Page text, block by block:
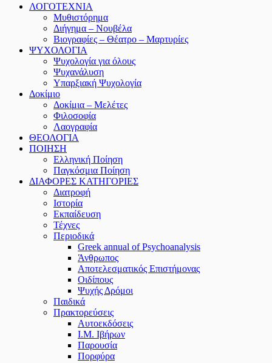
ΛΟΓΟΤΕΧΝΙΑ
Μυθιστόρημα
Διήγημα – Νουβέλα
Βιογραφίες – Θέατρο – Μαρτυρίες
ΨΥΧΟΛΟΓΙΑ
Ψυχολογία για όλους
Ψυχανάλυση
Υπαρξιακή Ψυχολογία
Δοκίμιο
Δοκίμια – Μελέτες
Φιλοσοφία
Λαογραφία
ΘΕΟΛΟΓΙΑ
ΠΟΙΗΣΗ
Ελληνική Ποίηση
Παγκόσμια Ποίηση
ΔΙΑΦΟΡΕΣ ΚΑΤΗΓΟΡΙΕΣ
Διατροφή
Ιστορία
Εκπαίδευση
Τέχνες
Περιοδικά
Greek annual of Psychoanalysis
Άνθρωπος
Αποτελεσματικός Επιστήμονας
Οιδίπους
Ψυχής Δρόμοι
Παιδικά
Πρακτoρεύσεις
Αυτοεκδόσεις
Ι.Μ. Ιβήρων
Παρουσία
Πορφύρα